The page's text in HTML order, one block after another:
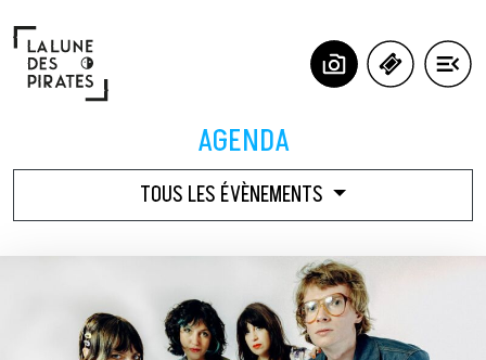
AGENDA
TOUS LES ÉVÈNEMENTS